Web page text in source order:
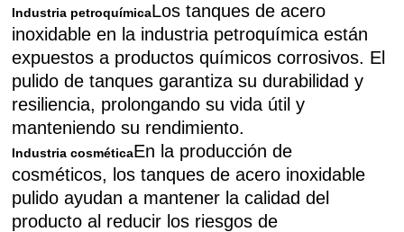
Industria petroquímicaLos tanques de acero
inoxidable en la industria petroquímica están
expuestos a productos químicos corrosivos. El
pulido de tanques garantiza su durabilidad y
resiliencia, prolongando su vida útil y
manteniendo su rendimiento.
Industria cosméticaEn la producción de
cosméticos, los tanques de acero inoxidable
pulido ayudan a mantener la calidad del
producto al reducir los riesgos de